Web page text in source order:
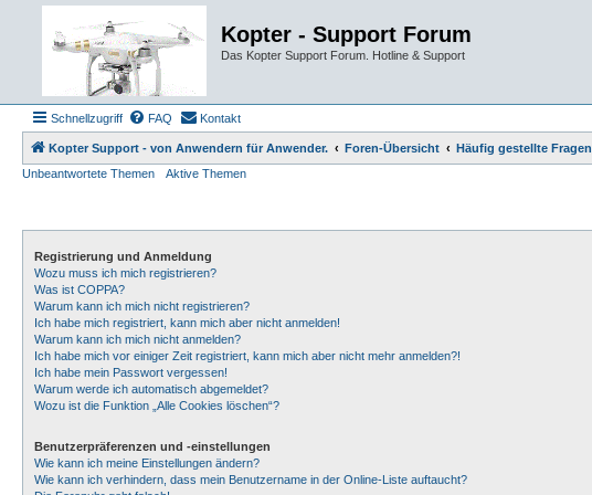
Kopter - Support Forum
Das Kopter Support Forum. Hotline & Support
Schnellzugriff FAQ Kontakt
Kopter Support - von Anwendern für Anwender. Foren-Übersicht
Häufig gestellte Fragen
Unbeantwortete Themen
Aktive Themen
Registrierung und Anmeldung
Wozu muss ich mich registrieren?
Was ist COPPA?
Warum kann ich mich nicht registrieren?
Ich habe mich registriert, kann mich aber nicht anmelden!
Warum kann ich mich nicht anmelden?
Ich habe mich vor einiger Zeit registriert, kann mich aber nicht mehr anmelden?!
Ich habe mein Passwort vergessen!
Warum werde ich automatisch abgemeldet?
Wozu ist die Funktion „Alle Cookies löschen“?
Benutzerpräferenzen und -einstellungen
Wie kann ich meine Einstellungen ändern?
Wie kann ich verhindern, dass mein Benutzername in der Online-Liste auftaucht?